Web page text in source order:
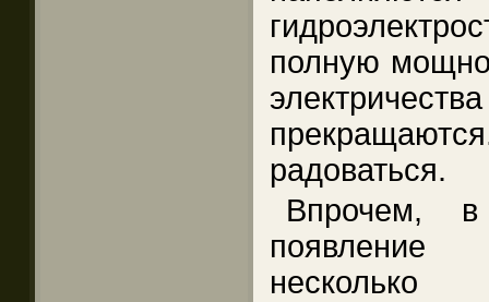
полную
радоваться.
Впрочем,
появление